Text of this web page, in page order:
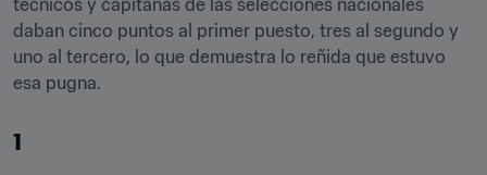
técnicos y capitanas de las selecciones nacionales
daban cinco puntos al primer puesto, tres al segundo y
uno al tercero, lo que demuestra lo reñida que estuvo
esa pugna.
1